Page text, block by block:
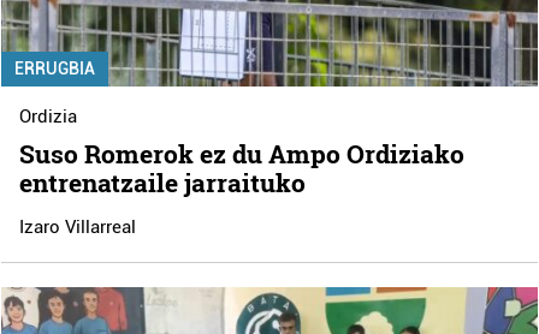
ERRUGBIA
Ordizia
Suso Romerok ez du Ampo Ordiziako
entrenatzaile jarraituko
Izaro Villarreal